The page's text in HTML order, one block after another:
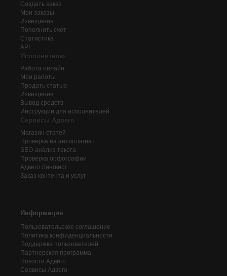
Создать заказ
Мои заказы
Извещения
Пополнить счёт
Статистика
API
Исполнителю
Работа онлайн
Мои работы
Продать статью
Извещения
Вывод средств
Инструкции для исполнителей
Сервисы Адвего
Магазин статей
Проверка на антиплагиат
SEO-анализ текста
Проверка орфографии
Адвего Лингвист
Заказ контента и услуг
Информация
Пользовательское соглашение
Политика конфиденциальности
Поддержка пользователей
Партнерская программа
Новости Адвего
Сервисы Адвего